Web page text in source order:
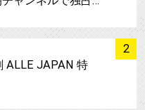
2
ALLE JAPAN 特